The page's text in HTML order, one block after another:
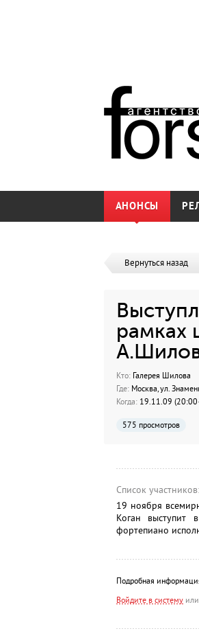
АНОНСЫ
Вернуться назад
рамках
Кто:Галерея Шилова
Где:Москва, ул.
Когда:19.11.09
575 просмотров
Список участников:
19 ноября
Коган выступит
фортепиано
Подробная
Войдите в системуили